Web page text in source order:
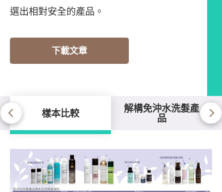
選出相對安全的產品。
下載文章
樣本比較 解構免沖水洗髮產
品
樣本比較